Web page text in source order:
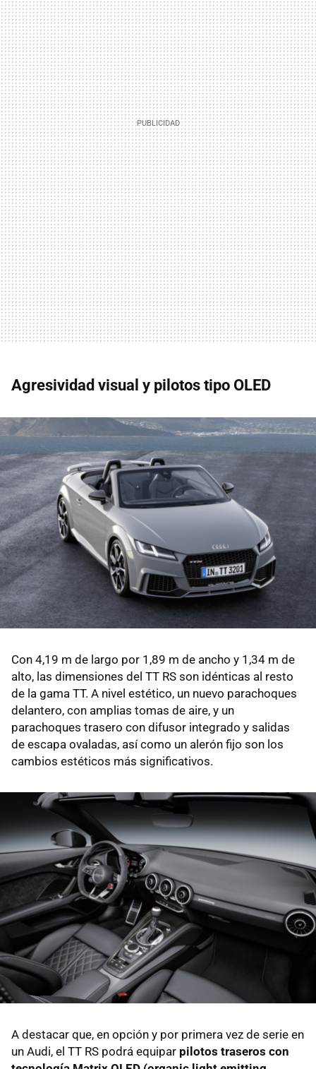
Agresividad visual y pilotos tipo OLED
Con 4,19 m de largo por 1,89 m de ancho y 1,34 m de
alto, las dimensiones del TT RS son idénticas al resto
de la gama TT. A nivel estético, un nuevo parachoques
delantero, con amplias tomas de aire, y un
parachoques trasero con difusor integrado y salidas
de escapa ovaladas, así como un alerón fijo son los
cambios estéticos más significativos.
A destacar que, en opción y por primera vez de serie en
un Audi, el TT RS podrá equipar pilotos traseros con